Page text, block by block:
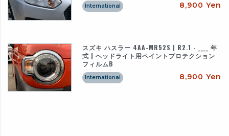
International 8,900 Yen
スズキ ハスラー 4AA-MR52S | R2.1 - ____ 年
式 | ヘッドライト用ペイントプロテクション
フィルムB
International 8,900 Yen